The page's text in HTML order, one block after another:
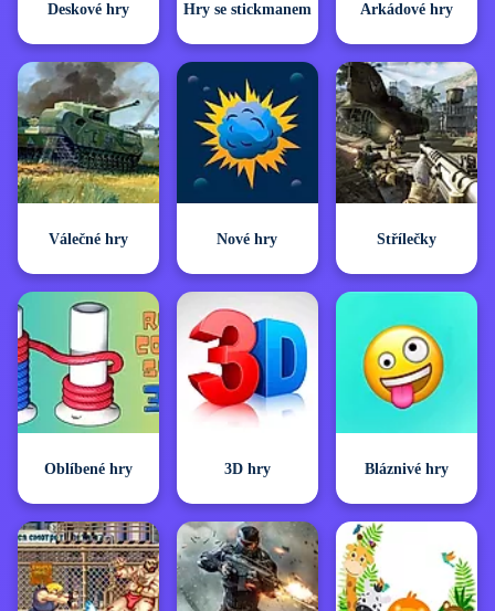
Deskové hry Hry se stickmanem Arkádové hry
Válečné hry Nové hry Střílečky
Oblíbené hry 3D hry Bláznivé hry